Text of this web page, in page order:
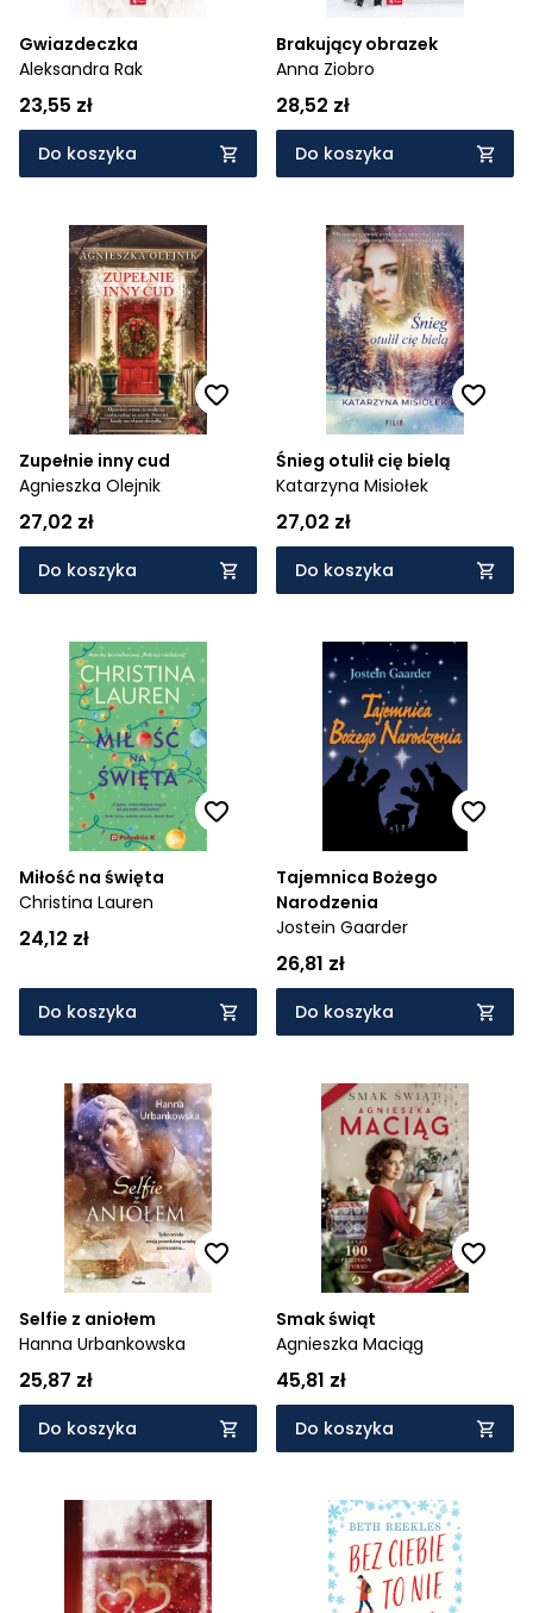
Gwiazdeczka
Aleksandra Rak
23,55 zł
Do koszyka
Brakujący obrazek
Anna Ziobro
28,52 zł
Do koszyka
Zupełnie inny cud
Agnieszka Olejnik
27,02 zł
Do koszyka
Śnieg otulił cię bielą
Katarzyna Misiołek
27,02 zł
Do koszyka
Miłość na święta
Christina Lauren
24,12 zł
Do koszyka
Tajemnica Bożego
Narodzenia
Jostein Gaarder
26,81 zł
Do koszyka
Selfie z aniołem
Hanna Urbankowska
25,87 zł
Do koszyka
Smak świąt
Agnieszka Maciąg
45,81 zł
Do koszyka